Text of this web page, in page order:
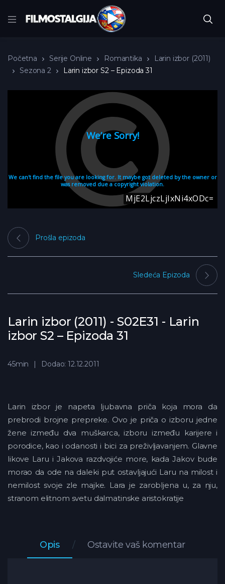
Početna Serije Online Romantika
Larin izbor (2011)
Sezona 2
Larin izbor S2 – Epizoda 31
Larin izbor (2011) - S02E31 - Larin
izbor S2 – Epizoda 31
Prošla epizoda
Sledeća Epizoda
45min Dodao: 12.12.2011
Larin izbor je napeta ljubavna priča koja mora da
prebrodi brojne prepreke. Ovo je priča o izboru jedne
žene između dva muškarca, izboru između karijere i
porodice, kao i odanosti i bici za preživljavanjem. Glavne
likove Laru i Jakova razdvojiće more, kada Jakov bude
morao da ode na daleki put ostavljajući Laru na milost i
nemilost svoje zle majke. Lara je zarobljena u, za nju,
stranom elitnom svetu dalmatinske aristokratije
Opis Ostavite vaš komentar